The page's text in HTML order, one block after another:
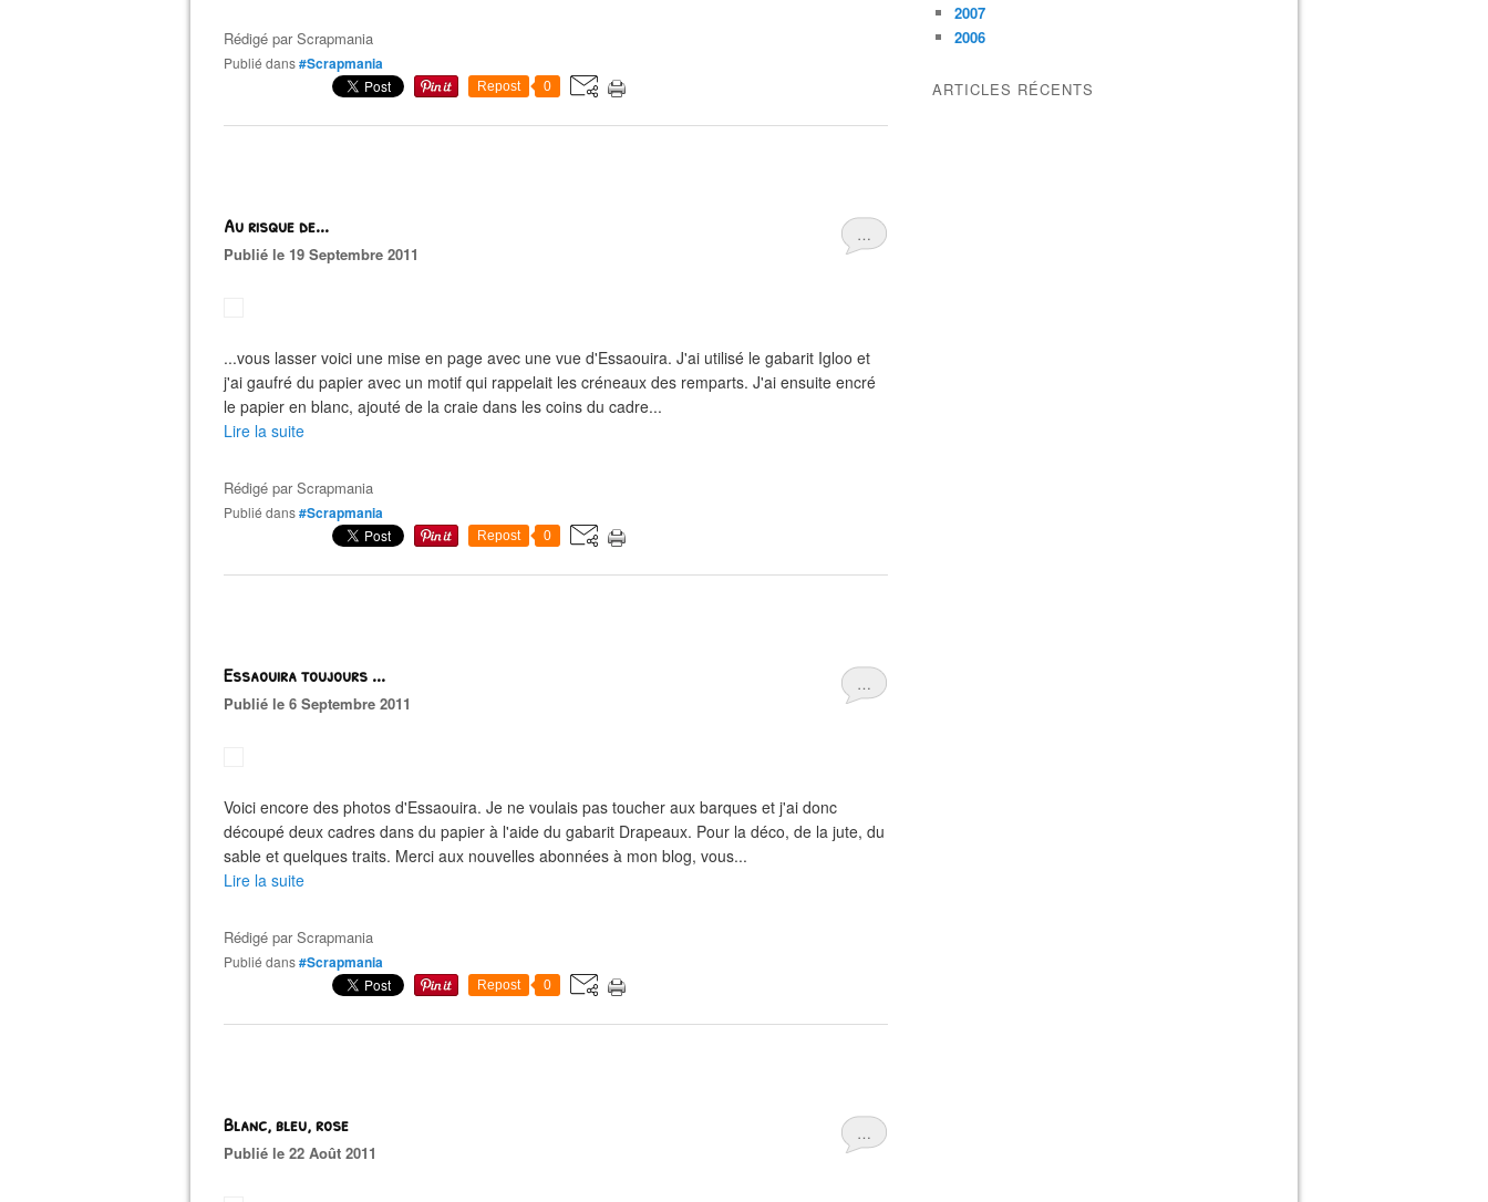
Rédigé parScrapmania
Publié dans#Scrapmania
Repost 0
…
Au risque de...
Publié le 19 Septembre 2011
...vous lasser voici une mise en page avec une vue d'Essaouira. J'ai utilisé le gabarit Igloo et
j'ai gaufré du papier avec un motif qui rappelait les créneaux des remparts. J'ai ensuite encré
le papier en blanc, ajouté de la craie dans les coins du cadre...
Lire la suite
Rédigé parScrapmania
Publié dans#Scrapmania
Repost 0
…
Essaouira toujours ...
Publié le 6 Septembre 2011
Voici encore des photos d'Essaouira. Je ne voulais pas toucher aux barques et j'ai donc
découpé deux cadres dans du papier à l'aide du gabarit Drapeaux. Pour la déco, de la jute, du
sable et quelques traits. Merci aux nouvelles abonnées à mon blog, vous...
Lire la suite
Rédigé parScrapmania
Publié dans#Scrapmania
Repost 0
…
Blanc, bleu, rose
Publié le 22 Août 2011
2007
2006
ARTICLES RÉCENTS